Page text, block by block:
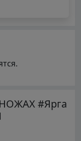
#Ярга